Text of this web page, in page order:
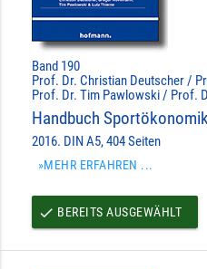
Band 190
Prof. Dr. Christian Deutscher /
Prof. Dr. Tim Pawlowski / Prof.
Handbuch
2016. DIN A5, 404 Seiten
»MEHR ERFAHREN ...
done BEREITS AUSGEWÄHLT